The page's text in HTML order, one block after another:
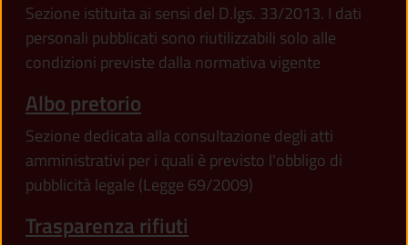
Sezione istituita ai sensi del D.lgs. 33/2013. I dati
personali pubblicati sono riutilizzabili solo alle
condizioni previste dalla normativa vigente
Albo pretorio
Sezione dedicata alla consultazione degli atti
amministrativi per i quali è previsto l'obbligo di
pubblicità legale (Legge 69/2009)
Trasparenza rifiuti